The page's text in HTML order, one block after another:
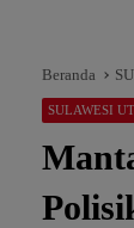
Beranda
SULAWESI